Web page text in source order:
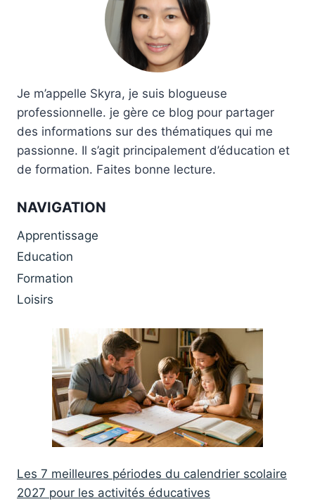
Je m’appelle Skyra, je suis blogueuse
professionnelle. je gère ce blog pour partager
des informations sur des thématiques qui me
passionne. Il s’agit principalement d’éducation et
de formation. Faites bonne lecture.
NAVIGATION
Apprentissage
Education
Formation
Loisirs
Les 7 meilleures périodes du calendrier scolaire
2027 pour les activités éducatives